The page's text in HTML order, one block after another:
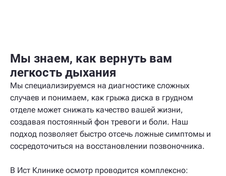
Мы знаем, как вернуть вам
легкость дыхания
Мы специализируемся на диагностике сложных
случаев и понимаем, как грыжа диска в грудном
отделе может снижать качество вашей жизни,
создавая постоянный фон тревоги и боли. Наш
подход позволяет быстро отсечь ложные симптомы и
сосредоточиться на восстановлении позвоночника.
В Ист Клинике осмотр проводится комплексно: